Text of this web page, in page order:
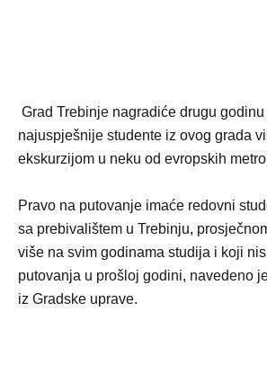
Grad Trebinje nagradiće drugu
najuspješnije studente iz ovog grada
ekskurzijom u neku od evropskih
Pravo na putovanje imaće redovni
sa prebivalištem u Trebinju,
više na svim godinama studija i koji
putovanja u prošloj godini, navedeno
iz Gradske uprave.